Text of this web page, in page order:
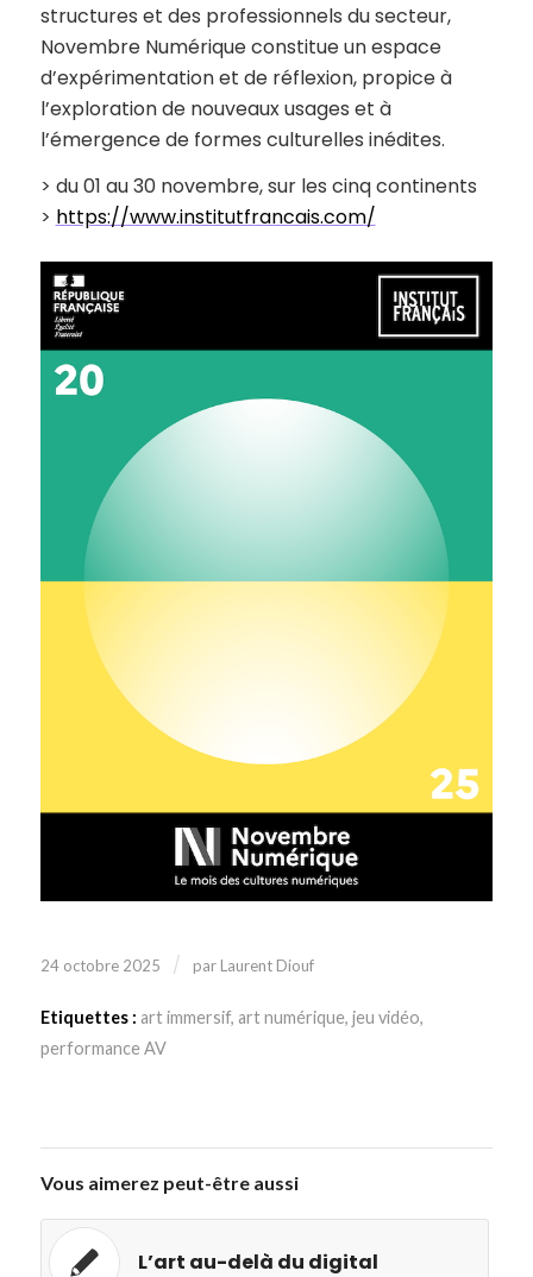
structures et des professionnels du secteur,
Novembre Numérique constitue un espace
d’expérimentation et de réflexion, propice à
l’exploration de nouveaux usages et à
l’émergence de formes culturelles inédites.
> du 01 au 30 novembre, sur les cinq continents
> https://www.institutfrancais.com/
24 octobre 2025 / par Laurent Diouf
Etiquettes : art immersif, art numérique, jeu vidéo,
performance AV
Vous aimerez peut-être aussi
L’art au-delà du digital